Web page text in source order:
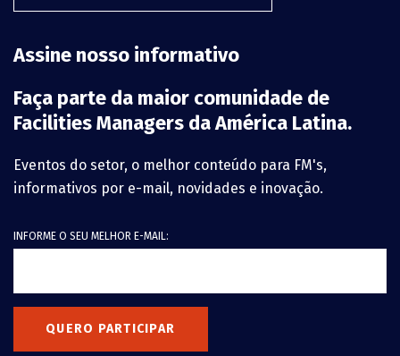
Assine nosso informativo
Faça parte da maior comunidade de
Facilities Managers da América Latina.
Eventos do setor, o melhor conteúdo para FM's,
informativos por e-mail, novidades e inovação.
INFORME O SEU MELHOR E-MAIL:
QUERO PARTICIPAR